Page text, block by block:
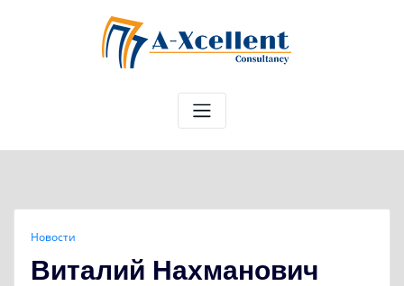
Новости
Виталий Нахманович